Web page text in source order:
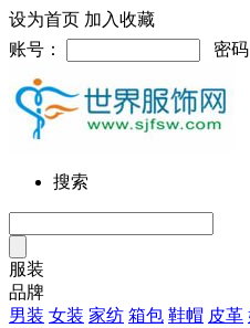
设为首页 加入收藏
账号：
密码
搜索
服装
品牌
男装 女装 家纺 箱包 鞋帽 皮革